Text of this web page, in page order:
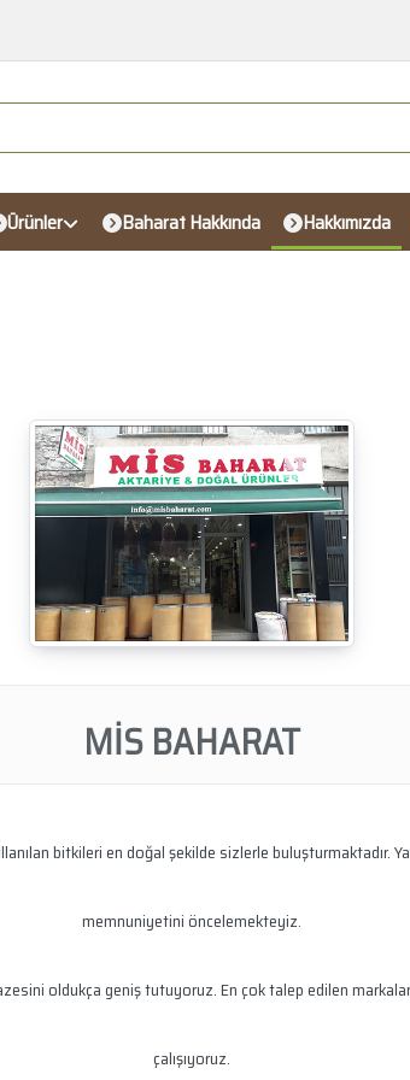
Ürünler Baharat Hakkında Hakkımızda
MİS BAHARAT
bitkileri en doğal şekilde sizlerle buluşturmaktadır.
memnuniyetini öncelemekteyiz.
oldukça geniş tutuyoruz. En çok talep edilen
çalışıyoruz.